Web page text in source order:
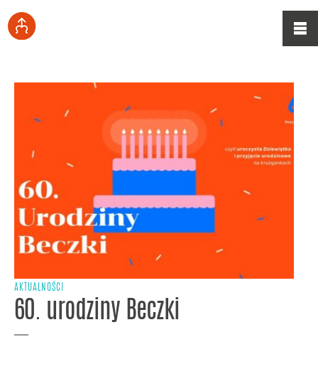
AKTUALNOŚCI
60. urodziny Beczki